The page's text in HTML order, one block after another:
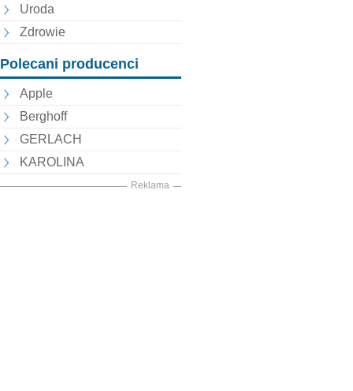
Uroda
Zdrowie
Polecani producenci
Apple
Berghoff
GERLACH
KAROLINA
Reklama